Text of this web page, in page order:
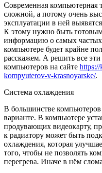
Современная компьютерная
сложной, а потому очень
эксплуатации в ней
К этому нужно быть
информацию о самых частых
компьютере будет крайне
расскажем. А решить все
компьютеров на сайте
kompyuterov-v-krasnoyarske/.
Система охлаждения
В большинстве
варианте. В компьютере
продувающих видеокарту,
к радиатору может быть
охлаждения, которая
того, чтобы не позволять
перегрева. Иначе в нём